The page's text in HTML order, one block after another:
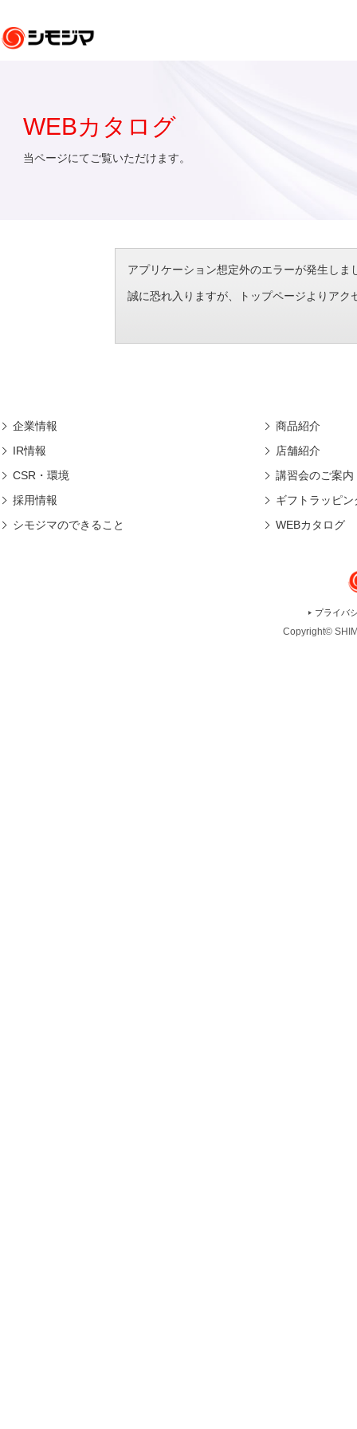
WEBカタログ
当ページにてご覧いただけます。
アプリケーション想定外のエラーが発生し
誠に恐れ入りますが、トップページよりアク
企業情報
IR情報
CSR・環境
採用情報
シモジマのできること
商品紹介
店舗紹介
講習会のご案内
ギフトラッピン
WEBカタログ
プライバ
Copyright©